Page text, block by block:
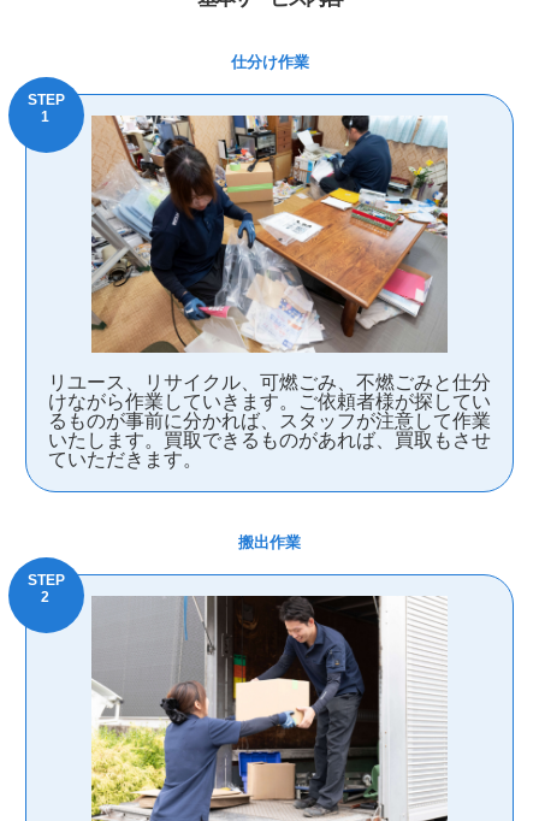
仕分け作業
リユース、リサイクル、可燃ごみ、不燃ごみと仕分
けながら作業していきます。ご依頼者様が探してい
るものが事前に分かれば、スタッフが注意して作業
いたします。買取できるものがあれば、買取もさせ
ていただきます。
搬出作業